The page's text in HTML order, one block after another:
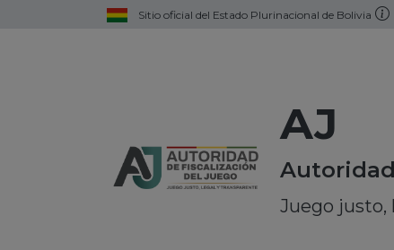
Sitio oficial del Estado Plurinacional de Bolivia
AJ
Juego justo,